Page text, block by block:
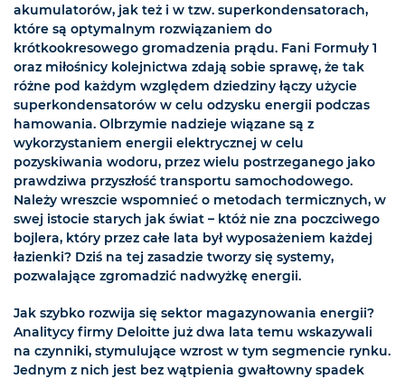
akumulatorów, jak też i w tzw. superkondensatorach,
które są optymalnym rozwiązaniem do
krótkookresowego gromadzenia prądu. Fani Formuły 1
oraz miłośnicy kolejnictwa zdają sobie sprawę, że tak
różne pod każdym względem dziedziny łączy użycie
superkondensatorów w celu odzysku energii podczas
hamowania. Olbrzymie nadzieje wiązane są z
wykorzystaniem energii elektrycznej w celu
pozyskiwania wodoru, przez wielu postrzeganego jako
prawdziwa przyszłość transportu samochodowego.
Należy wreszcie wspomnieć o metodach termicznych, w
swej istocie starych jak świat – któż nie zna poczciwego
bojlera, który przez całe lata był wyposażeniem każdej
łazienki? Dziś na tej zasadzie tworzy się systemy,
pozwalające zgromadzić nadwyżkę energii.
Jak szybko rozwija się sektor magazynowania energii?
Analitycy firmy Deloitte już dwa lata temu wskazywali
na czynniki, stymulujące wzrost w tym segmencie rynku.
Jednym z nich jest bez wątpienia gwałtowny spadek